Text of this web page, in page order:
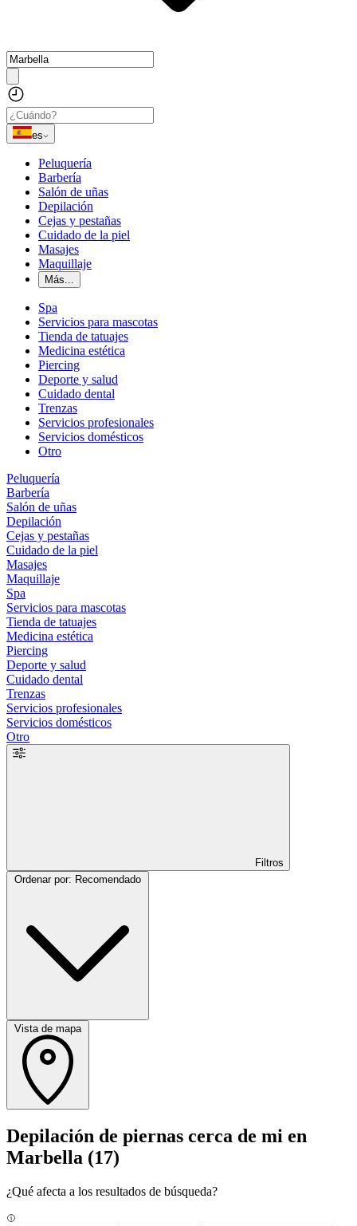
es
Peluquería
Barbería
Salón de uñas
Depilación
Cejas y pestañas
Cuidado de la piel
Masajes
Maquillaje
Más...
Spa
Servicios para mascotas
Tienda de tatuajes
Medicina estética
Piercing
Deporte y salud
Cuidado dental
Trenzas
Servicios profesionales
Servicios domésticos
Otro
Peluquería
Barbería
Salón de uñas
Depilación
Cejas y pestañas
Cuidado de la piel
Masajes
Maquillaje
Spa
Servicios para mascotas
Tienda de tatuajes
Medicina estética
Piercing
Deporte y salud
Cuidado dental
Trenzas
Servicios profesionales
Servicios domésticos
Otro
Filtros
Vista de mapa
Depilación de piernas cerca de mi en
Marbella (17)
¿Qué afecta a los resultados de búsqueda?